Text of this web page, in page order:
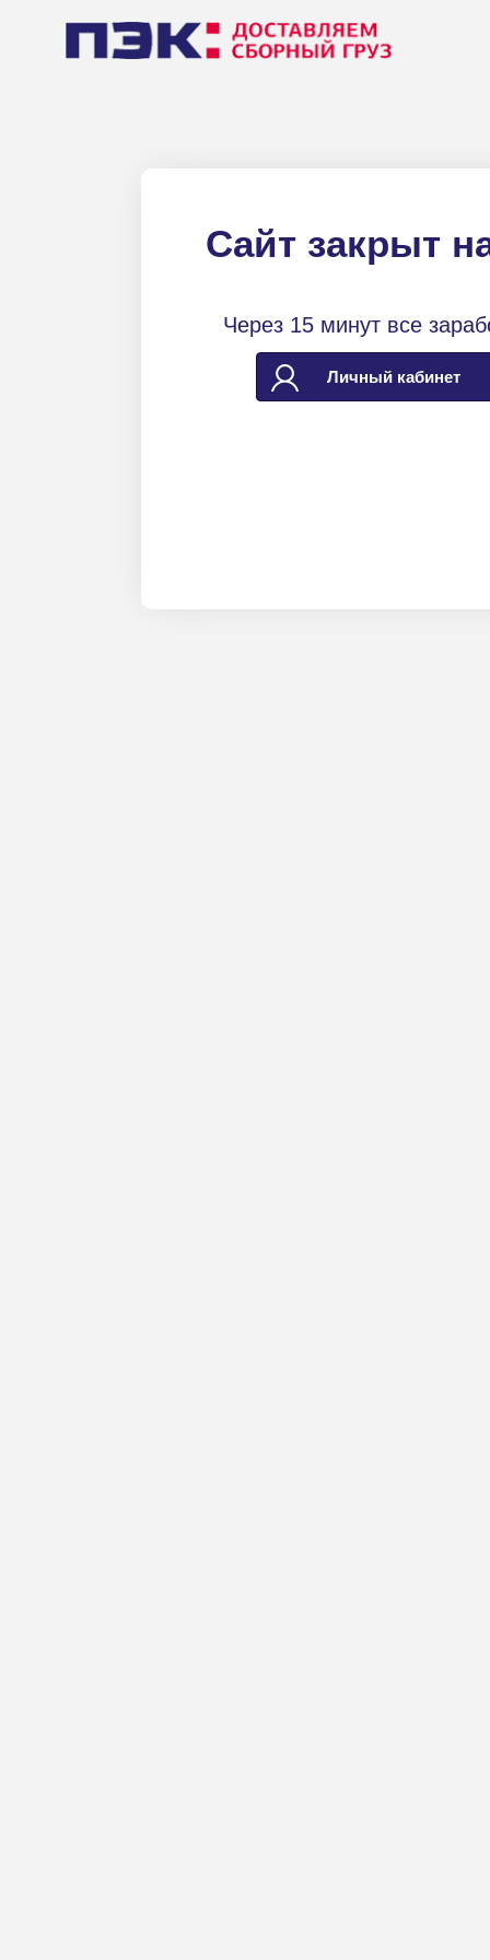
Сайт закрыт
Через 15 минут все
Личный кабинет